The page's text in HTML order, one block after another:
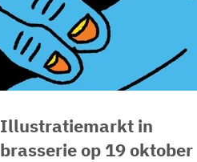
Illustratiemarkt in
brasserie op 19 oktober